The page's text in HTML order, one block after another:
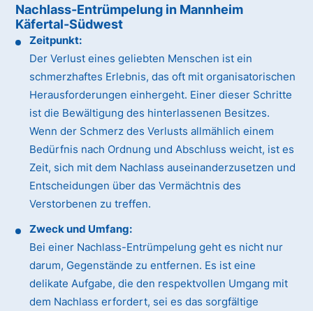
Nachlass-Entrümpelung in Mannheim
Käfertal-Südwest
Zeitpunkt:
Der Verlust eines geliebten Menschen ist ein
schmerzhaftes Erlebnis, das oft mit organisatorischen
Herausforderungen einhergeht. Einer dieser Schritte
ist die Bewältigung des hinterlassenen Besitzes.
Wenn der Schmerz des Verlusts allmählich einem
Bedürfnis nach Ordnung und Abschluss weicht, ist es
Zeit, sich mit dem Nachlass auseinanderzusetzen und
Entscheidungen über das Vermächtnis des
Verstorbenen zu treffen.
Zweck und Umfang:
Bei einer Nachlass-Entrümpelung geht es nicht nur
darum, Gegenstände zu entfernen. Es ist eine
delikate Aufgabe, die den respektvollen Umgang mit
dem Nachlass erfordert, sei es das sorgfältige